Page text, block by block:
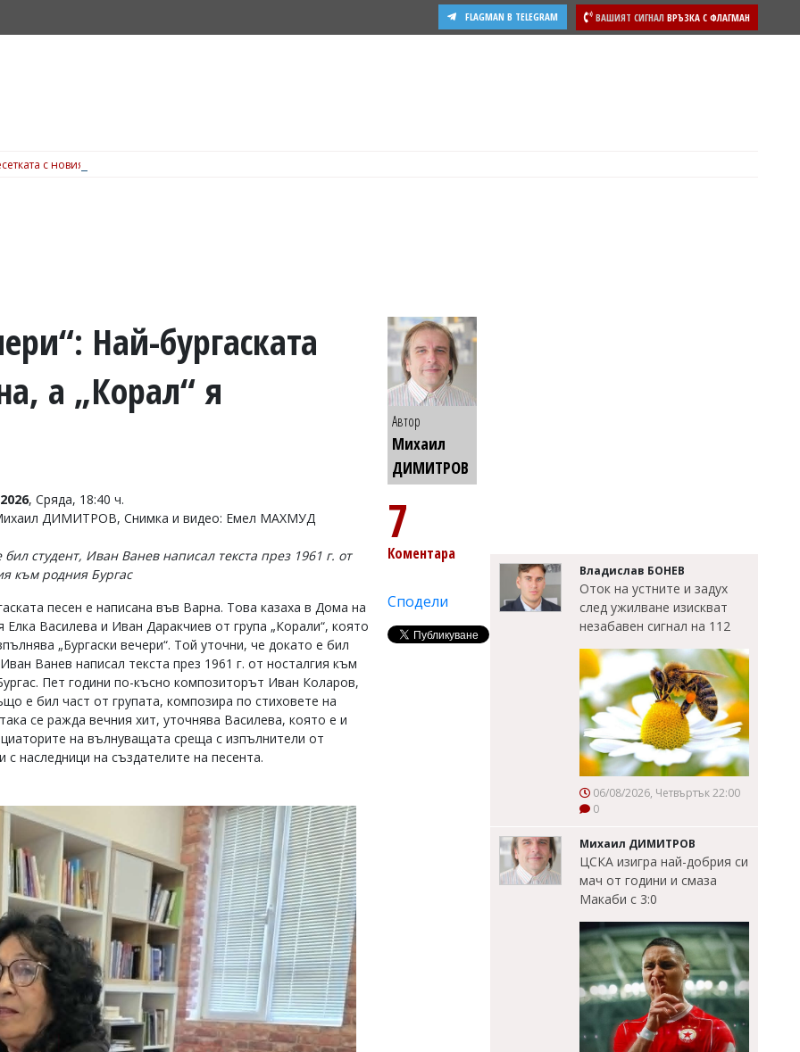
ВАШИЯТ СИГНАЛ ВРЪЗКА С ФЛАГМАН
FLAGMAN В TELEGRAM
с новия музикален фестивал Sunset port, вижте подробности
Най-бургаската
а „Корал“ я
, Сряда, 18:40 ч.
ДИМИТРОВ, Снимка и видео: Емел МАХМУД
бил студент, Иван Ванев написал текста през 1961 г. от
към родния Бургас
песен е написана във Варна. Това казаха в Дома на
Елка Василева и Иван Даракчиев от група „Корали“, която
„Бургаски вечери“. Той уточни, че докато е бил
Ванев написал текста през 1961 г. от носталгия към
Пет години по-късно композиторът Иван Коларов,
е бил част от групата, композира по стиховете на
се ражда вечния хит, уточнява Василева, която е и
на вълнуващата среща с изпълнители от
с наследници на създателите на песента.
Автор
Михаил
ДИМИТРОВ
7
Коментара
Сподели
Владислав БОНЕВ
Оток на устните и задух
след ужилване изискват
незабавен сигнал на 112
06/08/2026, Четвъртък 22:00
0
Михаил ДИМИТРОВ
ЦСКА изигра най-добрия си
мач от години и смаза
Макаби с 3:0